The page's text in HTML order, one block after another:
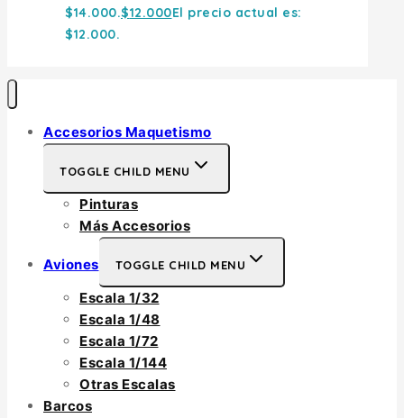
$14.000.$12.000El precio actual es:
$12.000.
Accesorios Maquetismo
TOGGLE CHILD MENU
Pinturas
Más Accesorios
Aviones TOGGLE CHILD MENU
Escala 1/32
Escala 1/48
Escala 1/72
Escala 1/144
Otras Escalas
Barcos